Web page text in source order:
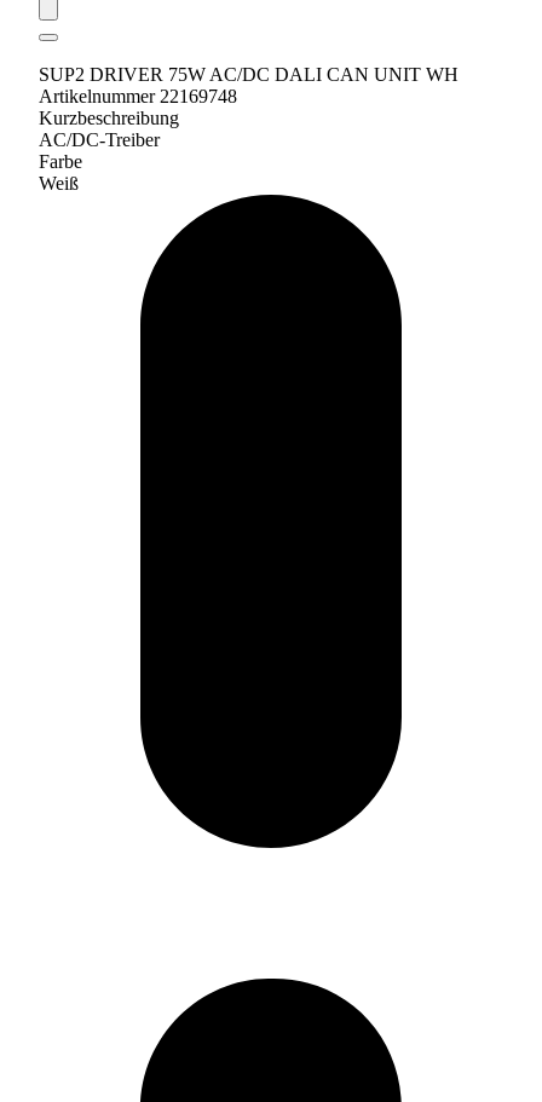
SUP2 DRIVER 75W AC/DC DALI CAN UNIT WH
Artikelnummer 22169748
Kurzbeschreibung
AC/DC-Treiber
Farbe
Weiß